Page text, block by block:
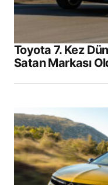
Toyota 7. Kez
Satan Markası